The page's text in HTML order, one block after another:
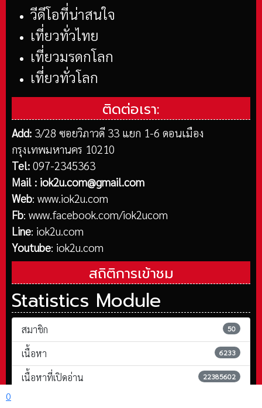
0
วีดีโอที่น่าสนใจ
เที่ยวทั่วไทย
เที่ยวมรดกโลก
เที่ยวทั่วโลก
ติดต่อเรา:
Add: 3/28 ซอยวิภาวดี 33 แยก 1-6 ดอนเมือง
กรุงเทพมหานคร 10210
Tel: 097-2345363
Mail : iok2u.com@gmail.com
Web: www.iok2u.com
Fb: www.facebook.com/iok2ucom
Line: iok2u.com
Youtube: iok2u.com
สถิติการเข้าชม
Statistics Module
สมาชิก 50
เนื้อหา 6233
เนื้อหาที่เปิดอ่าน 22385602